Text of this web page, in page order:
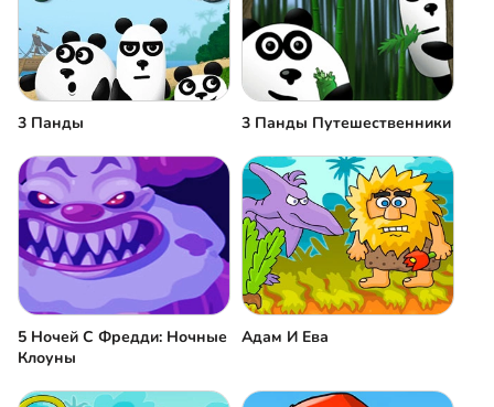
3 Панды 3 Панды Путешественники
5 Ночей С Фредди: Ночные
Клоуны
Адам И Ева